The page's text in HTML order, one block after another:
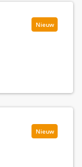
Nieuw
Nieuw